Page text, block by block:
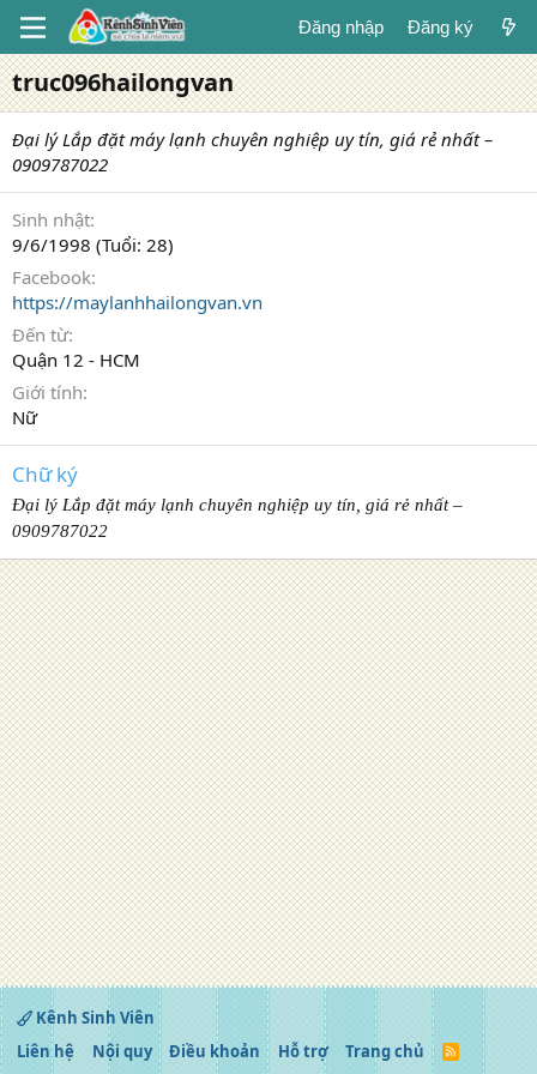
Đăng nhập Đăng ký
truc096hailongvan
Đại lý Lắp đặt máy lạnh chuyên nghiệp uy tín, giá rẻ nhất –
0909787022
Sinh nhật
9/6/1998 (Tuổi: 28)
Facebook
https://maylanhhailongvan.vn
Đến từ
Quận 12 - HCM
Giới tính
Nữ
Chữ ký
Đại lý Lắp đặt máy lạnh chuyên nghiệp uy tín, giá rẻ nhất –
0909787022
Kênh Sinh Viên
Liên hệ
Nội quy Điều khoản Hỗ trợ Trang chủ
R